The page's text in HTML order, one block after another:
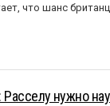
что шанс
нужно